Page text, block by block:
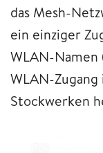
das Mesh-
ein einziger
WLAN-Namen
WLAN-
Stockwerken